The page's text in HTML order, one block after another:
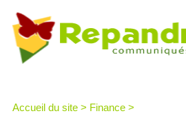
Accueil du site > Finance >